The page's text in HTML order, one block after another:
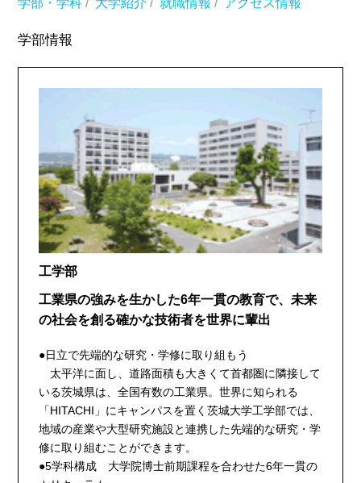
学部・学科 / 大学紹介 / 就職情報 / アクセス情報
学部情報
工学部
工業県の強みを生かした6年一貫の教育で、未来
の社会を創る確かな技術者を世界に輩出
●日立で先端的な研究・学修に取り組もう
太平洋に面し、道路面積も大きくて首都圏に隣接して
いる茨城県は、全国有数の工業県。世界に知られる
「HITACHI」にキャンパスを置く茨城大学工学部では、
地域の産業や大型研究施設と連携した先端的な研究・学
修に取り組むことができます。
●5学科構成 大学院博士前期課程を合わせた6年一貫の